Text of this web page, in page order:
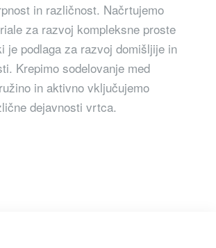
in različnost. Načrtujemo
za razvoj kompleksne proste
je podlaga za razvoj domišljije in
Krepimo sodelovanje med
in aktivno vključujemo
dejavnosti vrtca.